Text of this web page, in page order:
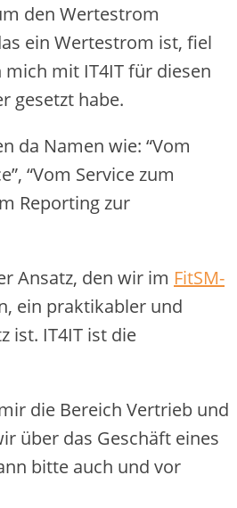
den Wertestrom
ein Wertestrom ist, fiel
mit IT4IT für diesen
gesetzt habe.
da Namen wie: “Vom
“Vom Service zum
Reporting zur
Ansatz, den wir im FitSM-
ein praktikabler und
ist. IT4IT ist die
die Bereich Vertrieb und
über das Geschäft eines
bitte auch und vor